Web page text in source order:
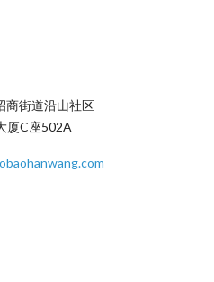
商街道沿山社区
厦C座502A